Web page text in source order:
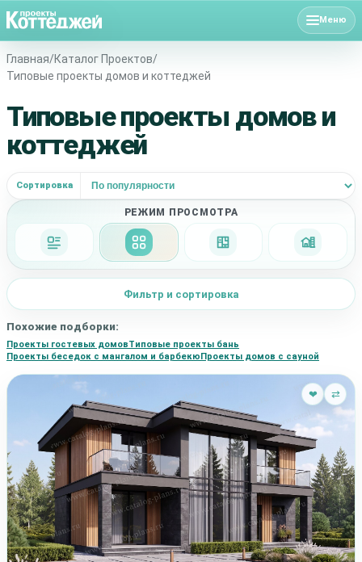
Меню
Главная/Каталог Проектов/
Типовые проекты домов и коттеджей
Типовые проекты домов и
коттеджей
Сортировка
РЕЖИМ ПРОСМОТРА
Подробно Сетка Планировки Фасад +
Фильтр и сортировка
Похожие подборки:
Проекты гостевых домовТиповые проекты бань
Проекты беседок с мангалом и барбекюПроекты домов с сауной
❤ ⇄